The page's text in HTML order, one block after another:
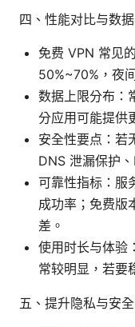
四、性能对比与数
免费 VPN 常见
50%~70%，夜
数据上限分布：
分应用可能提供
安全性要点：若
DNS 泄漏保护
可靠性指标：服
成功率；免费版
差。
使用时长与体验
常较明显，若要
五、提升隐私与安